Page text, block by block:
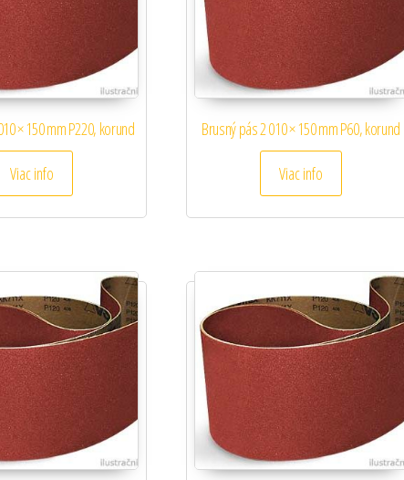
× 150 mm P220, korund
Viac info
Brusný pás 2 010 × 150 mm P60, korund
Viac info